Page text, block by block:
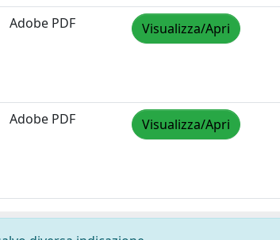
Adobe PDF Visualizza/Apri
Adobe PDF Visualizza/Apri